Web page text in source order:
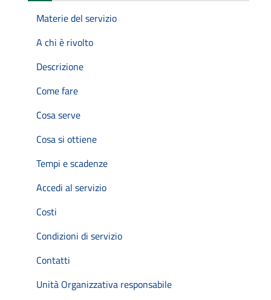
Materie del servizio
A chi è rivolto
Descrizione
Come fare
Cosa serve
Cosa si ottiene
Tempi e scadenze
Accedi al servizio
Costi
Condizioni di servizio
Contatti
Unità Organizzativa responsabile